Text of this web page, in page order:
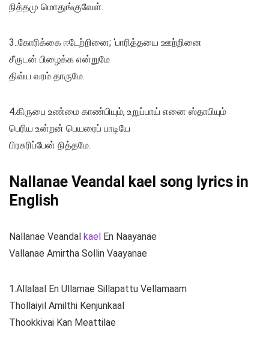
நித்தமு மொதுங்குவேள்.
3..கோரிக்கை ஈடேற்றினை; ‘பாரித்தயை ஊற்றினை
சீருடன் பிழைக்க என்றுமே
திவ்ய வரம் தாருமே.
4.கிருபை உண்மை காண்பியும், உறுப்பாய் எனை ஸ்தாபியும்
பெரிய உன்றன் பெயரைப் பாடியே
பிரசுரிப்பேன் நித்தமே.
Nallanae Veandal kael song lyrics in
English
Nallanae Veandal kael En Naayanae
Vallanae Amirtha Sollin Vaayanae
1.Allalaal En Ullamae Sillapattu Vellamaam
Thollaiyil Amilthi Kenjunkaal
Thookkivai Kan Meattilae